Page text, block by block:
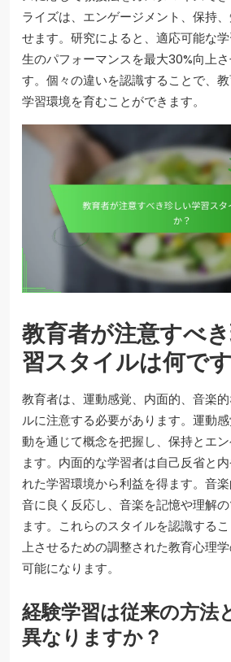
ライズは、エンゲージメント、保持
せます。研究によると、適応可能な
生のパフォーマンスを最大30%向上
す。個々の違いを認識することで、
学習環境を育むことができます。
教育者が注意すべ
習スタイルは何で
教育者は、運動感覚、内面的、音楽
ルに注意する必要があります。運動
動を通じて概念を把握し、保持とエ
ます。内面的な学習者は自己反省と
れた学習環境から利益を得ます。音
音に良く反応し、音楽を記憶や理解
ます。これらのスタイルを認識する
上させるための調整された教育心理
可能になります。
経験学習は従来の方法
異なりますか？